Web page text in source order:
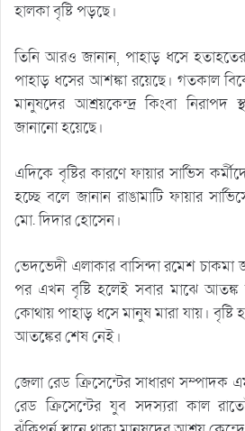
হালকা বৃষ্টি পড়ছে।
তিনি আরও জানান, পাহাড় ধসে
পাহাড় ধসের আশঙ্কা রয়েছে। গতকাল
মানুষদের আশ্রয়কেন্দ্র কিংবা নিরাপদ
জানানো হয়েছে।
এদিকে বৃষ্টির কারণে ফায়ার সার্ভিস
হচ্ছে বলে জানান রাঙামাটি ফায়ার
মো. দিদার হোসেন।
ভেদভেদী এলাকার বাসিন্দা রমেশ চাকমা
পর এখন বৃষ্টি হলেই সবার মাঝে
কোথায় পাহাড় ধসে মানুষ মারা যায়।
আতঙ্কের শেষ নেই।
জেলা রেড ক্রিসেন্টের সাধারণ সম্পাদক
রেড ক্রিসেন্টের যুব সদস্যরা কাল